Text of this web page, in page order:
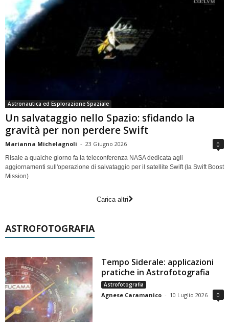
Astronautica ed Esplorazione Spaziale
Un salvataggio nello Spazio: sfidando la
gravità per non perdere Swift
Marianna Michelagnoli - 23 Giugno 2026 0
Risale a qualche giorno fa la teleconferenza NASA dedicata agli
aggiornamenti sull'operazione di salvataggio per il satellite Swift (la Swift Boost
Mission)
Carica altri
ASTROFOTOGRAFIA
Tempo Siderale: applicazioni
pratiche in Astrofotografia
Astrofotografia
Agnese Caramanico - 10 Luglio 2026 0